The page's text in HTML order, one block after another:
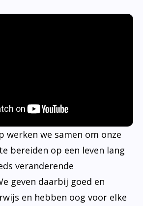
werken we samen om onze
bereiden op een leven lang
veranderende
geven daarbij goed en
en hebben oog voor elke